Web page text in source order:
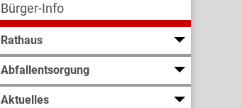
Bürger-Info
Rathaus
Abfallentsorgung
Aktuelles